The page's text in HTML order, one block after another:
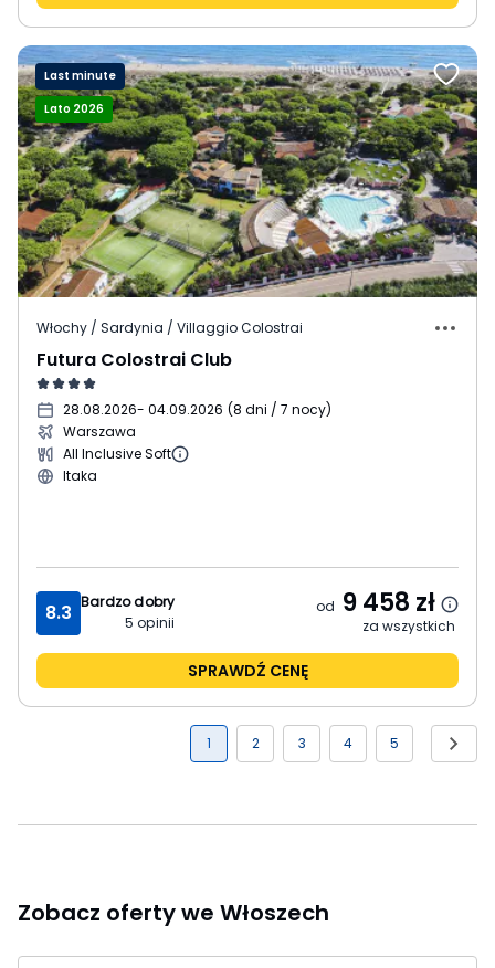
Last minute
Lato 2026
Włochy / Sardynia / Villaggio Colostrai
Futura Colostrai Club
28.08.2026- 04.09.2026 (8 dni / 7 nocy)
Warszawa
All Inclusive Soft
Itaka
8.3 Bardzo dobry
5 opinii
od 9 458 zł
za wszystkich
SPRAWDŹ CENĘ
1 2 3 4 5
Zobacz oferty we Włoszech